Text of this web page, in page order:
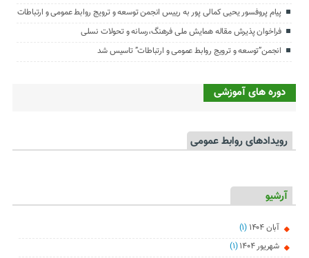
پیام پروفسور یحیی کمالی پور به رییس انجمن توسعه و ترویج روابط عمومی و ارتباطات
فراخوان پذیرش مقاله همایش ملی فرهنگ،رسانه و تحولات نسلی
انجمن”توسعه و ترویج روابط عمومی و ارتباطات” تاسیس شد
دوره های آموزشی
رویدادهای روابط عمومی
آرشیو
آبان ۱۴۰۴
(۱)
شهریور ۱۴۰۴
(۱)